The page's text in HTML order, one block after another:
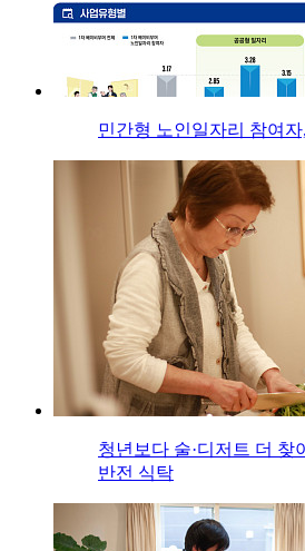
민간형 노인일자리 참여
청년보다 술·디저트 더
반전 식탁